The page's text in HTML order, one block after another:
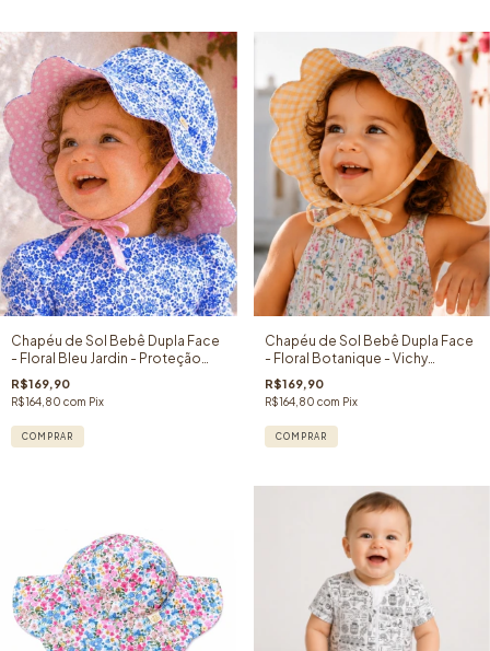
Chapéu de Sol Bebê Dupla Face
- Floral Bleu Jardin - Proteção
Solar FPU 50+
R$169,90
R$164,80 com Pix
COMPRAR
Chapéu de Sol Bebê Dupla Face
- Floral Botanique - Vichy
Amarelo - Proteção Solar FPU
50+
R$169,90
R$164,80 com Pix
COMPRAR